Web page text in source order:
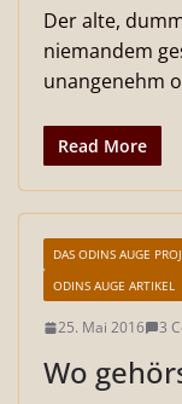
Der alte,
niemandem
unangenehm
Read More
DAS ODINS AUGE
ODINS AUGE ARTIKEL
25. Mai 2016 3
Wo